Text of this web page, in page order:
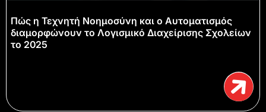
Πώς η Τεχνητή Νοημοσύνη και ο Αυτοματισμός
διαμορφώνουν το Λογισμικό Διαχείρισης Σχολείων
το 2025